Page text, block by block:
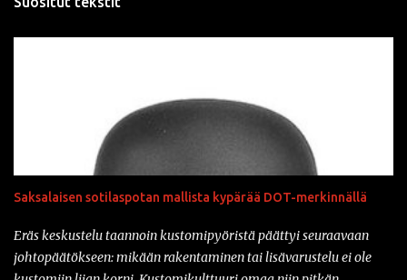
Saksalaisen sotilaspotan mallista kypärää DOT-merkinnällä
Eräs keskustelu taannoin kustomipyöristä päättyi seuraavaan
johtopäätökseen: mikään rakentaminen tai lisävarustelu ei ole